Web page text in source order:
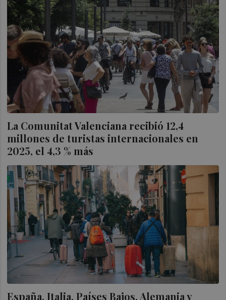
La Comunitat Valenciana recibió 12,4
millones de turistas internacionales en
2025, el 4,3 % más
España, Italia, Países Bajos, Alemania y